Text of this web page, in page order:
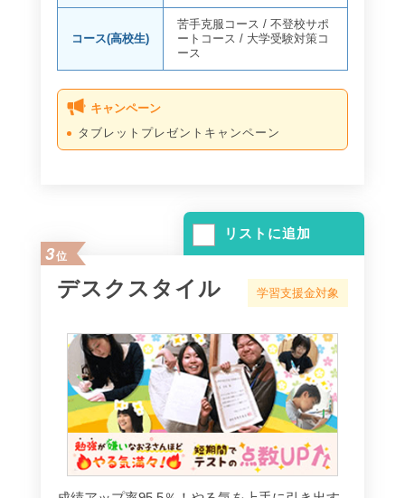
コース(高校生)
苦手克服コース /不登校サポ
ートコース /大学受験対策コ
ース
キャンペーン
タブレットプレゼントキャンペーン
リストに追加
3位
デスクスタイル 学習支援金対象